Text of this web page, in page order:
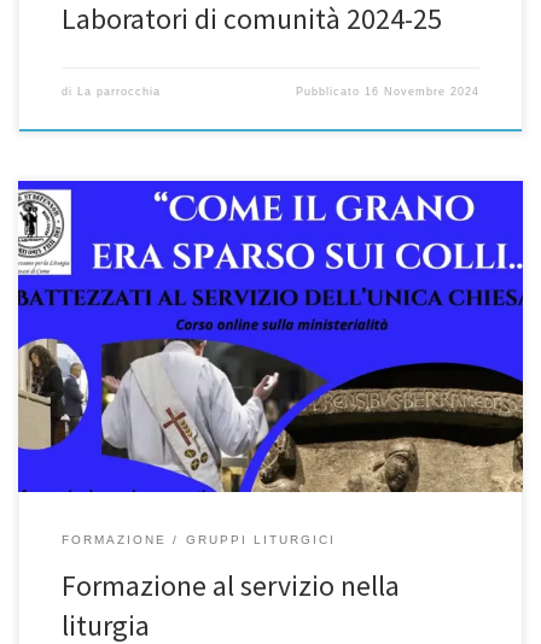
Laboratori di comunità 2024-25
di La parrocchia Pubblicato 16 Novembre 2024
FORMAZIONE GRUPPI LITURGICI
Formazione al servizio nella
liturgia